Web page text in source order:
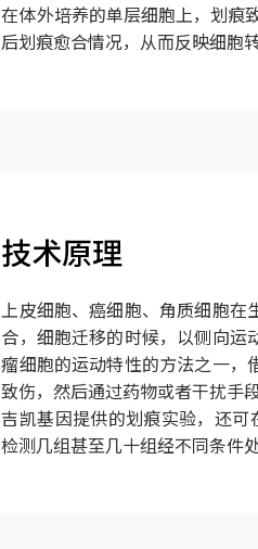
在体外培养的单层细胞上，划痕
后划痕愈合情况，从而反映细胞
技术原理
上皮细胞、癌细胞、角质细胞在
合，细胞迁移的时候，以侧向运
瘤细胞的运动特性的方法之一，
致伤，然后通过药物或者干扰手
吉凯基因提供的划痕实验，还可
检测几组甚至几十组经不同条件